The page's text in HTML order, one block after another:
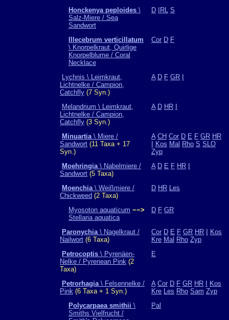
Honckenya peploides \
Salz-Miere / Sea
Sandwort
D IRL S
Illecebrum verticillatum
\ Knorpelkraut, Quirlige
Knorpelblume / Coral
Necklace
Cor D F
Lychnis \ Leimkraut,
Lichtnelke / Campion,
Catchfly (7 Syn.)
A D F GR
Melandrium \ Leimkraut,
Lichtnelke / Campion,
Catchfly (3 Syn.)
A D HR
Minuartia\ Miere /
Sandwort (11 Taxa + 17
Syn.)
A CH Cor D E F GR HR
Kos Mal Rho S SLO
Zyp
Moehringia\ Nabelmiere /
Sandwort (5 Taxa)
A D E F HR
Moenchia\ Weißmiere /
Chickweed (2 Taxa)
D HR Les
Myosoton aquaticum −−>
Stellaria aquatica
D F GR
Paronychia\ Nagelkraut /
Nailwort (6 Taxa)
Cor D E F GR HR
Kos
Kre Mal Rho Zyp
Petrocoptis \ Pyrenäen-
Nelke / Pyrenean Pink (2
Taxa)
E
Petrorhagia\ Felsennelke /
Pink (6 Taxa + 1 Syn.)
A Cor D F GR HR
Kos
Kre Les Rho Sam Zyp
Polycarpaea smithii \
Smiths Vielfrucht /
Pal